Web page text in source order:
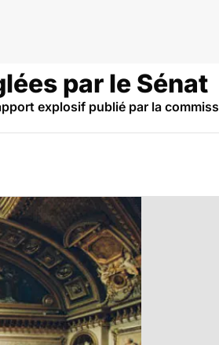
par le Sénat
explosif publié par la